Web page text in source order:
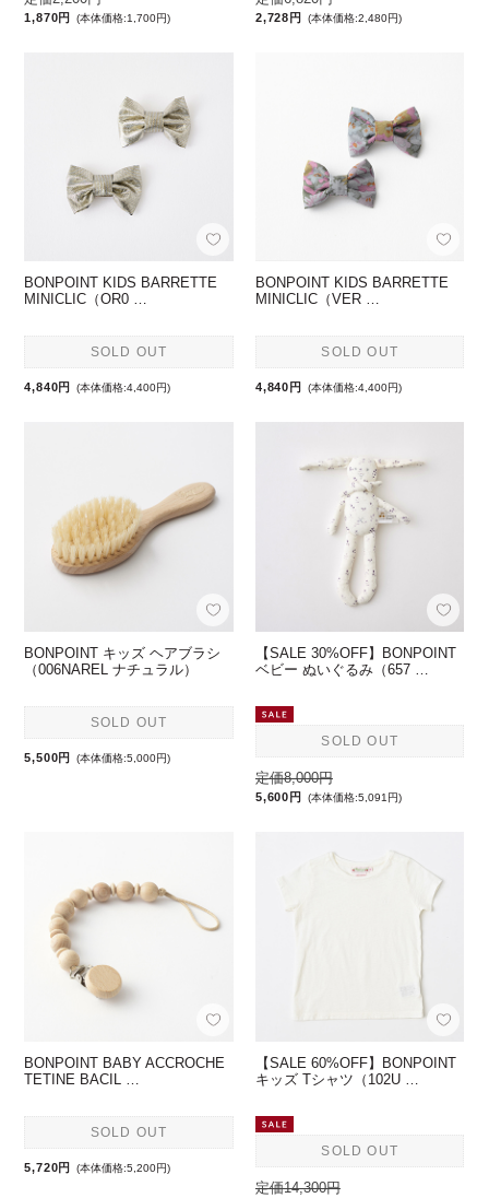
1,870円 (本体価格:1,700円) 2,728円 (本体価格:2,480円)
BONPOINT KIDS BARRETTE
MINICLIC（OR0 …
SOLD OUT
4,840円 (本体価格:4,400円)
BONPOINT KIDS BARRETTE
MINICLIC（VER …
SOLD OUT
4,840円 (本体価格:4,400円)
BONPOINT キッズ ヘアブラシ
（006NAREL ナチュラル）
SOLD OUT
5,500円 (本体価格:5,000円)
【SALE 30%OFF】BONPOINT
ベビー ぬいぐるみ（657 …
SOLD OUT
定価8,000円
5,600円 (本体価格:5,091円)
BONPOINT BABY ACCROCHE
TETINE BACIL …
SOLD OUT
5,720円 (本体価格:5,200円)
【SALE 60%OFF】BONPOINT
キッズ Tシャツ（102U …
SOLD OUT
定価14,300円